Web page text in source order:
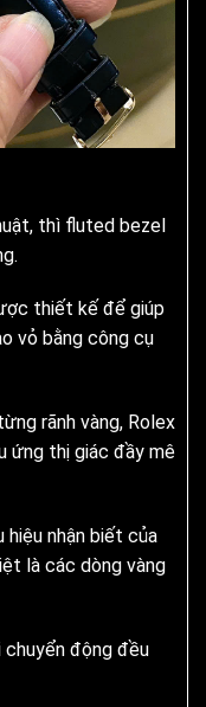
thì fluted bezel
thiết kế để giúp
vỏ bằng công cụ
rãnh vàng, Rolex
ứng thị giác đầy mê
nhận biết của
là các dòng vàng
chuyển động đều